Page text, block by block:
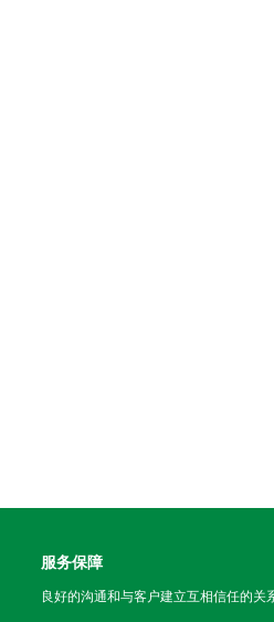
服务保障
良好的沟通和与客户建立互相信任的关